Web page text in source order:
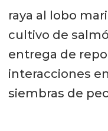
raya al lobo
cultivo de
entrega de
interacciones
siembras de